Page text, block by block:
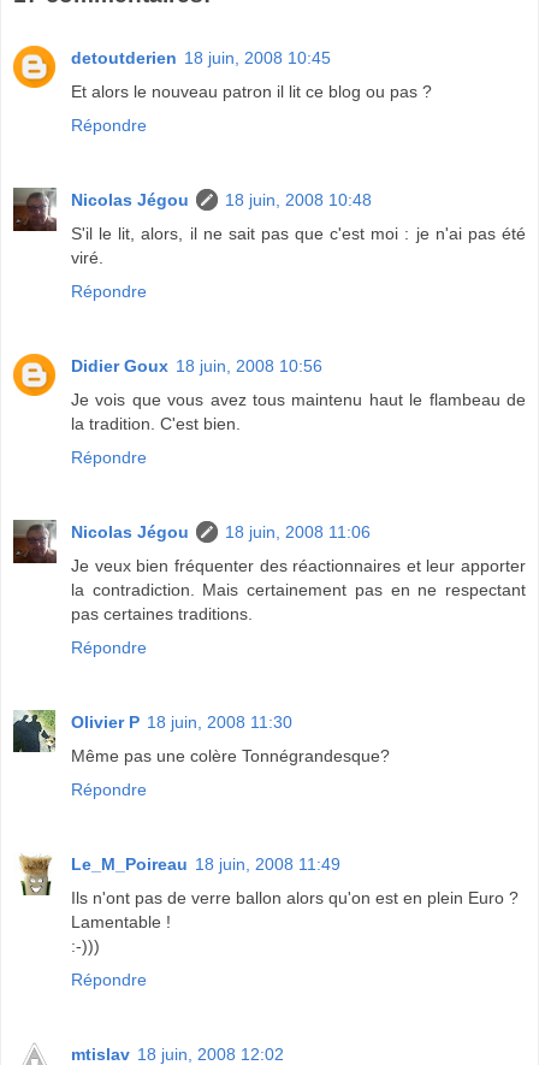
detoutderien 18 juin, 2008 10:45
Et alors le nouveau patron il lit ce blog ou pas ?
Répondre
Nicolas Jégou
18 juin, 2008 10:48
S'il le lit, alors, il ne sait pas que c'est moi : je n'ai pas été
viré.
Répondre
Didier Goux 18 juin, 2008 10:56
Je vois que vous avez tous maintenu haut le flambeau de
la tradition. C'est bien.
Répondre
Nicolas Jégou
18 juin, 2008 11:06
Je veux bien fréquenter des réactionnaires et leur apporter
la contradiction. Mais certainement pas en ne respectant
pas certaines traditions.
Répondre
Olivier P 18 juin, 2008 11:30
Même pas une colère Tonnégrandesque?
Répondre
Le_M_Poireau 18 juin, 2008 11:49
Ils n'ont pas de verre ballon alors qu'on est en plein Euro ?
Lamentable !
:-)))
Répondre
mtislav 18 juin, 2008 12:02